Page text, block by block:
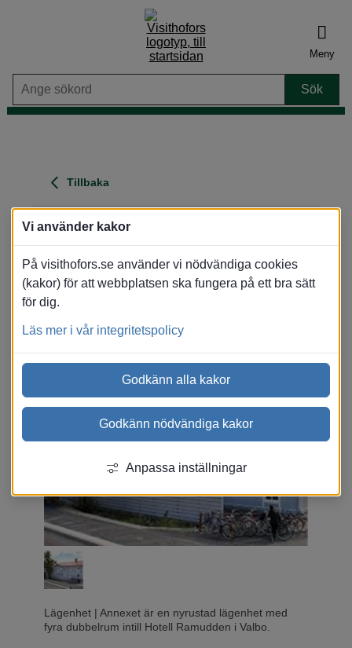
Meny
Tillbaka
Annexet Hotell Ramudden
Område: Gävle
Visa karta
Lägenhet | Annexet är en nyrustad lägenhet med
fyra dubbelrum intill Hotell Ramudden i Valbo.
Vi använder kakor
På visithofors.se använder vi nödvändiga cookies
(kakor) för att webbplatsen ska fungera på ett bra sätt
för dig.
Läs mer i vår integritetspolicy
Godkänn alla kakor
Godkänn nödvändiga kakor
Anpassa inställningar